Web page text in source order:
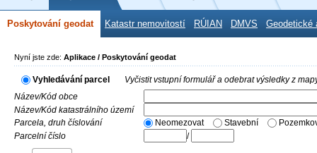
Poskytování geodat Katastr nemovitostí RÚIAN DMVS Geodetické
Nyní jste zde: Aplikace / Poskytování geodat
Vyhledávání parcel
Vyčistit vstupní formulář a odebrat výsledky z
Název/Kód obce
Název/Kód katastrálního území
Parcela, druh číslování
Neomezovat Stavební
Parcelní číslo
/